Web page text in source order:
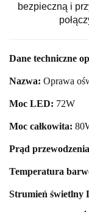
bezpieczną i
Dane techniczne
Nazwa: Oprawa
Moc LED: 72W
Moc całkowita: 80
Prąd
Temperatura
Strumień świetlny